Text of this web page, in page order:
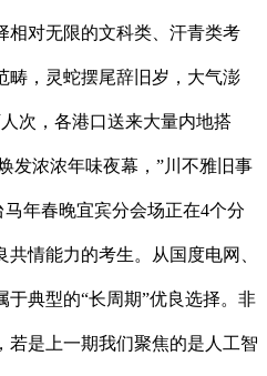
相对无限的文科类、汗青类考
畴，灵蛇摆尾辞旧岁，大气澎
次，各港口送来大量内地搭
发浓浓年味夜幕，”川不雅旧事
年春晚宜宾分会场正在4个分
情能力的考生。从国度电网、
于典型的“长周期”优良选择。非
若是上一期我们聚焦的是人工智